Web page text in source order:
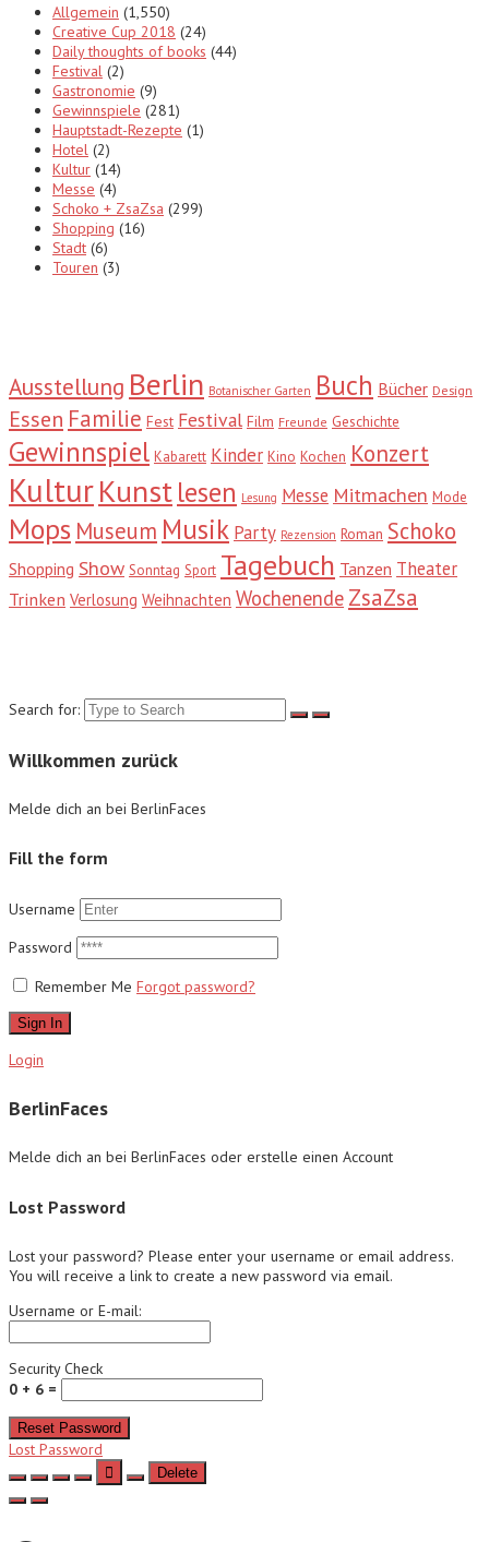
Allgemein (1,550)
Creative Cup 2018 (24)
Daily thoughts of books (44)
Festival (2)
Gastronomie (9)
Gewinnspiele (281)
Hauptstadt-Rezepte (1)
Hotel (2)
Kultur (14)
Messe (4)
Schoko + ZsaZsa (299)
Shopping (16)
Stadt (6)
Touren (3)
Ausstellung Berlin Botanischer Garten Buch Bücher Design
Essen Familie Fest Festival Film Freunde Geschichte
Gewinnspiel Kabarett Kinder Kino Kochen Konzert
KulturKunstlesen Lesung Messe Mitmachen Mode
Mops Museum Musik Party Rezension Roman Schoko
Shopping Show Sonntag Sport Tagebuch Tanzen Theater
Trinken Verlosung Weihnachten Wochenende ZsaZsa
Search for:
Willkommen zurück
Melde dich an bei BerlinFaces
Fill the form
Username
Password
Remember Me Forgot password?
Sign In
Login
BerlinFaces
Melde dich an bei BerlinFaces oder erstelle einen Account
Lost Password
Lost your password? Please enter your username or email address.
You will receive a link to create a new password via email.
Username or E-mail:
Security Check
0 + 6 =
Reset Password
Lost Password
Delete